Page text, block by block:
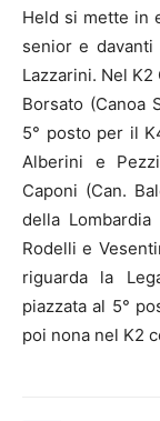
Held si mette in
senior e davanti
Lazzarini. Nel
Borsato (Canoa
5° posto per il
Alberini e
Caponi (Can.
della
Rodelli e
riguarda la
piazzata al 5°
poi nona nel K2